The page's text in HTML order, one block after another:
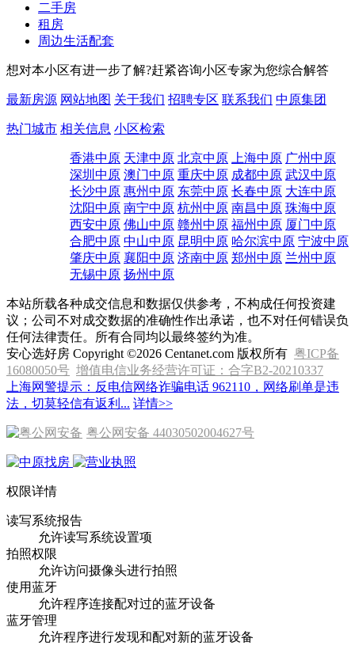
二手房
租房
周边生活配套
想对本小区有进一步了解?赶紧咨询小区专家为您综合解答
最新房源 网站地图 关于我们 招聘专区 联系我们 中原集团
热门城市 相关信息 小区检索
香港中原 天津中原 北京中原 上海中原 广州中原
深圳中原 澳门中原 重庆中原 成都中原 武汉中原
长沙中原 惠州中原 东莞中原 长春中原 大连中原
沈阳中原 南宁中原 杭州中原 南昌中原 珠海中原
西安中原 佛山中原 赣州中原 福州中原 厦门中原
合肥中原 中山中原 昆明中原 哈尔滨中原 宁波中原
肇庆中原 襄阳中原 济南中原 郑州中原 兰州中原
无锡中原 扬州中原
本站所载各种成交信息和数据仅供参考，不构成任何投资建
议；公司不对成交数据的准确性作出承诺，也不对任何错误负
任何法律责任。所有合同均以最终签约为准。
安心选好房 Copyright ©2026 Centanet.com 版权所有 粤ICP备
16080050号 增值电信业务经营许可证：合字B2-20210337
上海网警提示：反电信网络诈骗电话 962110，网络刷单是违
法，切莫轻信有返利... 详情>>
粤公网安备 44030502004627号
权限详情
读写系统报告
允许读写系统设置项
拍照权限
允许访问摄像头进行拍照
使用蓝牙
允许程序连接配对过的蓝牙设备
蓝牙管理
允许程序进行发现和配对新的蓝牙设备